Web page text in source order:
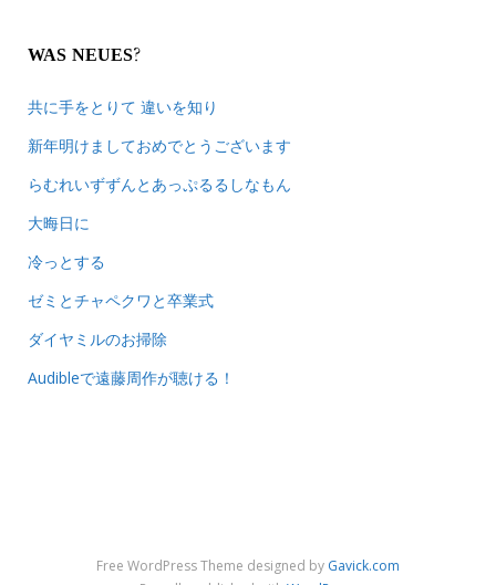
WAS NEUES?
共に手をとりて 違いを知り
新年明けましておめでとうございます
らむれいずずんとあっぷるるしなもん
大晦日に
冷っとする
ゼミとチャペクワと卒業式
ダイヤミルのお掃除
Audibleで遠藤周作が聴ける！
Free WordPress Theme designed by Gavick.com